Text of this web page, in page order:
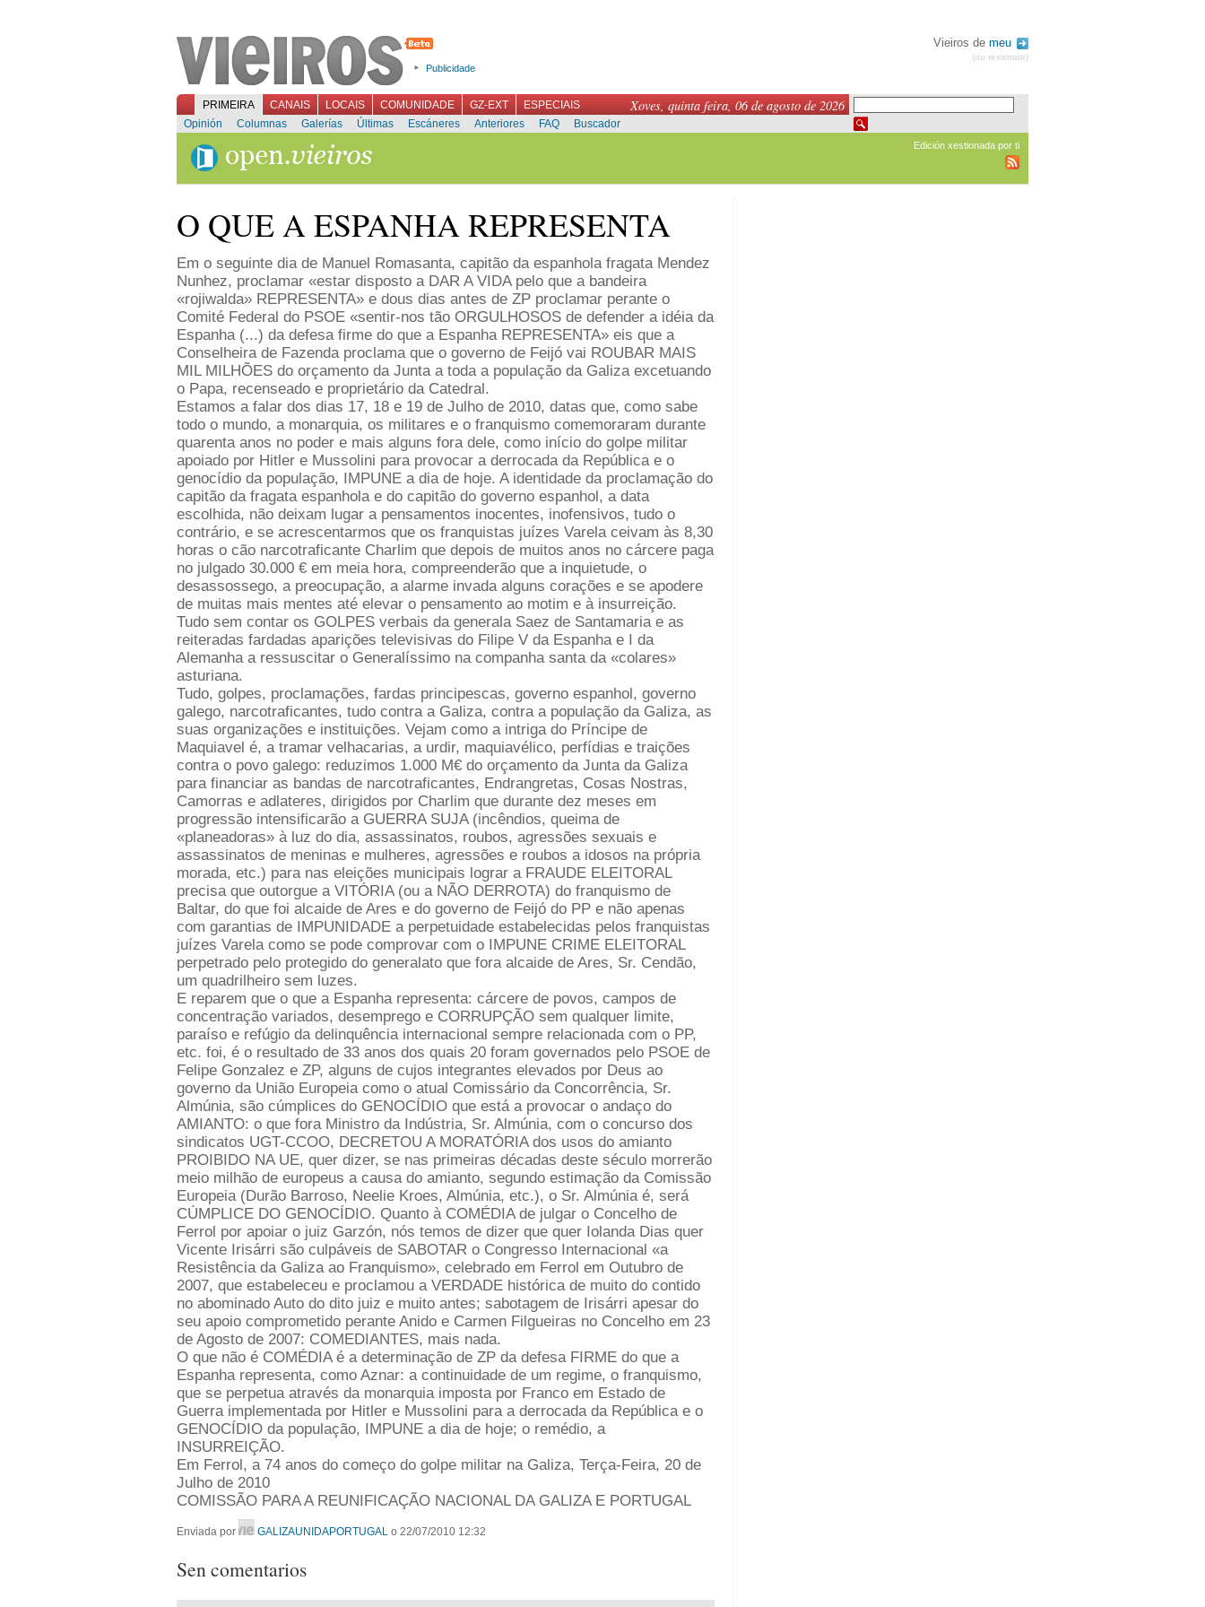
Publicidade
Vieiros de meu
(ou rexistrate)
Xoves, quinta feira, 06 de agosto de 2026
PRIMEIRA CANAIS LOCAIS COMUNIDADE GZ-EXT
ESPECIAIS
Opinión
Columnas Galerías Últimas Escáneres Anteriores FAQ Buscador
Edición xestionada por ti
O QUE A ESPANHA REPRESENTA
Em o seguinte dia de Manuel Romasanta, capitão da espanhola fragata Mendez
Nunhez, proclamar «estar disposto a DAR A VIDA pelo que a bandeira
«rojiwalda» REPRESENTA» e dous dias antes de ZP proclamar perante o
Comité Federal do PSOE «sentir-nos tão ORGULHOSOS de defender a idéia da
Espanha (...) da defesa firme do que a Espanha REPRESENTA» eis que a
Conselheira de Fazenda proclama que o governo de Feijó vai ROUBAR MAIS
MIL MILHÕES do orçamento da Junta a toda a população da Galiza excetuando
o Papa, recenseado e proprietário da Catedral.
Estamos a falar dos dias 17, 18 e 19 de Julho de 2010, datas que, como sabe
todo o mundo, a monarquia, os militares e o franquismo comemoraram durante
quarenta anos no poder e mais alguns fora dele, como início do golpe militar
apoiado por Hitler e Mussolini para provocar a derrocada da República e o
genocídio da população, IMPUNE a dia de hoje. A identidade da proclamação do
capitão da fragata espanhola e do capitão do governo espanhol, a data
escolhida, não deixam lugar a pensamentos inocentes, inofensivos, tudo o
contrário, e se acrescentarmos que os franquistas juízes Varela ceivam às 8,30
horas o cão narcotraficante Charlim que depois de muitos anos no cárcere paga
no julgado 30.000 € em meia hora, compreenderão que a inquietude, o
desassossego, a preocupação, a alarme invada alguns corações e se apodere
de muitas mais mentes até elevar o pensamento ao motim e à insurreição.
Tudo sem contar os GOLPES verbais da generala Saez de Santamaria e as
reiteradas fardadas aparições televisivas do Filipe V da Espanha e I da
Alemanha a ressuscitar o Generalíssimo na companha santa da «colares»
asturiana.
Tudo, golpes, proclamações, fardas principescas, governo espanhol, governo
galego, narcotraficantes, tudo contra a Galiza, contra a população da Galiza, as
suas organizações e instituições. Vejam como a intriga do Príncipe de
Maquiavel é, a tramar velhacarias, a urdir, maquiavélico, perfídias e traições
contra o povo galego: reduzimos 1.000 M€ do orçamento da Junta da Galiza
para financiar as bandas de narcotraficantes, Endrangretas, Cosas Nostras,
Camorras e adlateres, dirigidos por Charlim que durante dez meses em
progressão intensificarão a GUERRA SUJA (incêndios, queima de
«planeadoras» à luz do dia, assassinatos, roubos, agressões sexuais e
assassinatos de meninas e mulheres, agressões e roubos a idosos na própria
morada, etc.) para nas eleições municipais lograr a FRAUDE ELEITORAL
precisa que outorgue a VITÓRIA (ou a NÃO DERROTA) do franquismo de
Baltar, do que foi alcaide de Ares e do governo de Feijó do PP e não apenas
com garantias de IMPUNIDADE a perpetuidade estabelecidas pelos franquistas
juízes Varela como se pode comprovar com o IMPUNE CRIME ELEITORAL
perpetrado pelo protegido do generalato que fora alcaide de Ares, Sr. Cendão,
um quadrilheiro sem luzes.
E reparem que o que a Espanha representa: cárcere de povos, campos de
concentração variados, desemprego e CORRUPÇÃO sem qualquer limite,
paraíso e refúgio da delinquência internacional sempre relacionada com o PP,
etc. foi, é o resultado de 33 anos dos quais 20 foram governados pelo PSOE de
Felipe Gonzalez e ZP, alguns de cujos integrantes elevados por Deus ao
governo da União Europeia como o atual Comissário da Concorrência, Sr.
Almúnia, são cúmplices do GENOCÍDIO que está a provocar o andaço do
AMIANTO: o que fora Ministro da Indústria, Sr. Almúnia, com o concurso dos
sindicatos UGT-CCOO, DECRETOU A MORATÓRIA dos usos do amianto
PROIBIDO NA UE, quer dizer, se nas primeiras décadas deste século morrerão
meio milhão de europeus a causa do amianto, segundo estimação da Comissão
Europeia (Durão Barroso, Neelie Kroes, Almúnia, etc.), o Sr. Almúnia é, será
CÚMPLICE DO GENOCÍDIO. Quanto à COMÉDIA de julgar o Concelho de
Ferrol por apoiar o juiz Garzón, nós temos de dizer que quer Iolanda Dias quer
Vicente Irisárri são culpáveis de SABOTAR o Congresso Internacional «a
Resistência da Galiza ao Franquismo», celebrado em Ferrol em Outubro de
2007, que estabeleceu e proclamou a VERDADE histórica de muito do contido
no abominado Auto do dito juiz e muito antes; sabotagem de Irisárri apesar do
seu apoio comprometido perante Anido e Carmen Filgueiras no Concelho em 23
de Agosto de 2007: COMEDIANTES, mais nada.
O que não é COMÉDIA é a determinação de ZP da defesa FIRME do que a
Espanha representa, como Aznar: a continuidade de um regime, o franquismo,
que se perpetua através da monarquia imposta por Franco em Estado de
Guerra implementada por Hitler e Mussolini para a derrocada da República e o
GENOCÍDIO da população, IMPUNE a dia de hoje; o remédio, a
INSURREIÇÃO.
Em Ferrol, a 74 anos do começo do golpe militar na Galiza, Terça-Feira, 20 de
Julho de 2010
COMISSÃO PARA A REUNIFICAÇÃO NACIONAL DA GALIZA E PORTUGAL
Enviada por GALIZAUNIDAPORTUGAL o 22/07/2010 12:32
Sen comentarios